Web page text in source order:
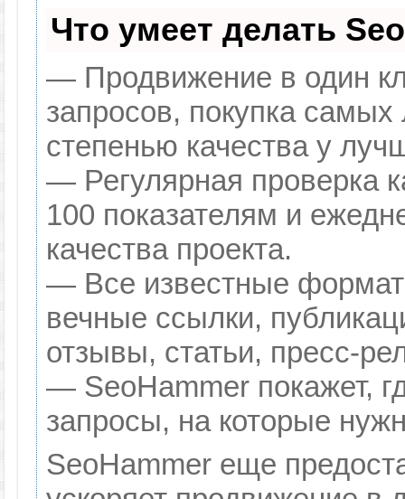
Что умеет делать
— Продвижение в один
запросов, покупка
степенью качества у
— Регулярная проверка
100 показателям и
качества проекта.
— Все известные
вечные ссылки,
отзывы, статьи, пресс-
— SeoHammer покажет,
запросы, на которые
SeoHammer еще